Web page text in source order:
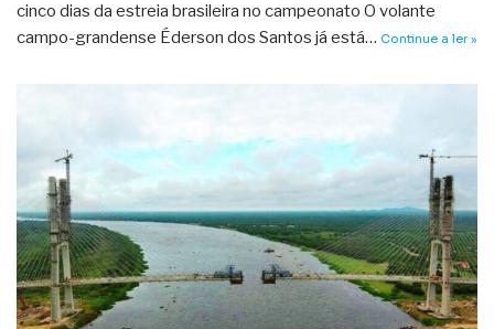
cinco dias da estreia brasileira no campeonato O volante
campo-grandense Éderson dos Santos já está… Continue a ler »